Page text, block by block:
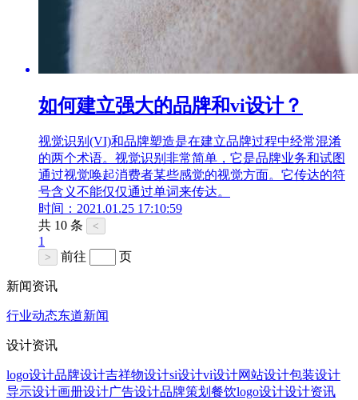
如何建立强大的品牌和vi设计？
视觉识别(VI)和品牌塑造是在建立品牌过程中经常混淆
的两个术语。视觉识别非常简单，它是品牌业务和试图
通过视觉唤起消费者某些感觉的视觉方面。它传达的符
号含义不能仅仅通过单词来传达。
时间：2021.01.25 17:10:59
共 10 条
<
1
> 前往 页
新闻资讯
行业动态东道新闻
设计资讯
logo设计品牌设计吉祥物设计si设计vi设计网站设计包装设计
导示设计画册设计广告设计品牌策划 餐饮logo设计设计资讯